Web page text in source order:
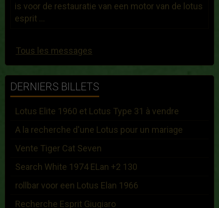
is voor de restauratie van een motor van de lotus
esprit ...
Tous les messages
DERNIERS BILLETS
Lotus Elite 1960 et Lotus Type 31 à vendre
A la recherche d'une Lotus pour un mariage
Vente Tiger Cat Seven
Search White 1974 ELan +2 130
rollbar voor een Lotus Elan 1966
Recherche Esprit Giugiaro